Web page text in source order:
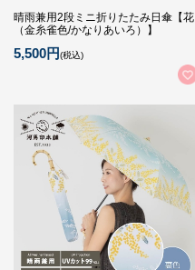
晴雨兼用2段ミニ折りたたみ日傘【花
（金糸雀色/かなりあいろ）】
5,500円(税込)